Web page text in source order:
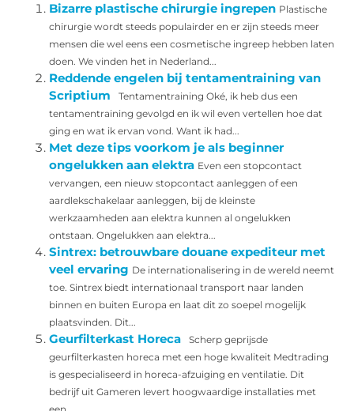
Bizarre plastische chirurgie ingrepen Plastische
chirurgie wordt steeds populairder en er zijn steeds meer
mensen die wel eens een cosmetische ingreep hebben laten
doen. We vinden het in Nederland...
Reddende engelen bij tentamentraining van
Scriptium
Tentamentraining Oké, ik heb dus een
tentamentraining gevolgd en ik wil even vertellen hoe dat
ging en wat ik ervan vond. Want ik had...
Met deze tips voorkom je als beginner
ongelukken aan elektra Even een stopcontact
vervangen, een nieuw stopcontact aanleggen of een
aardlekschakelaar aanleggen, bij de kleinste
werkzaamheden aan elektra kunnen al ongelukken
ontstaan. Ongelukken aan elektra...
Sintrex: betrouwbare douane expediteur met
veel ervaring De internationalisering in de wereld neemt
toe. Sintrex biedt internationaal transport naar landen
binnen en buiten Europa en laat dit zo soepel mogelijk
plaatsvinden. Dit...
Geurfilterkast Horeca
Scherp geprijsde
geurfilterkasten horeca met een hoge kwaliteit Medtrading
is gespecialiseerd in horeca-afzuiging en ventilatie. Dit
bedrijf uit Gameren levert hoogwaardige installaties met